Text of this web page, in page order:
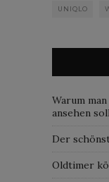
UNIQLO
Warum
ansehen
Der
Oldtimer